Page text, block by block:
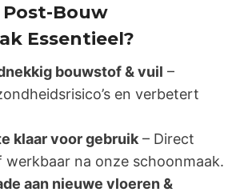
Bouw
Essentieel?
bouwstof & vuil –
en verbetert
klaar voor gebruik – Direct
werkbaar na onze schoonmaak.
aan nieuwe vloeren &